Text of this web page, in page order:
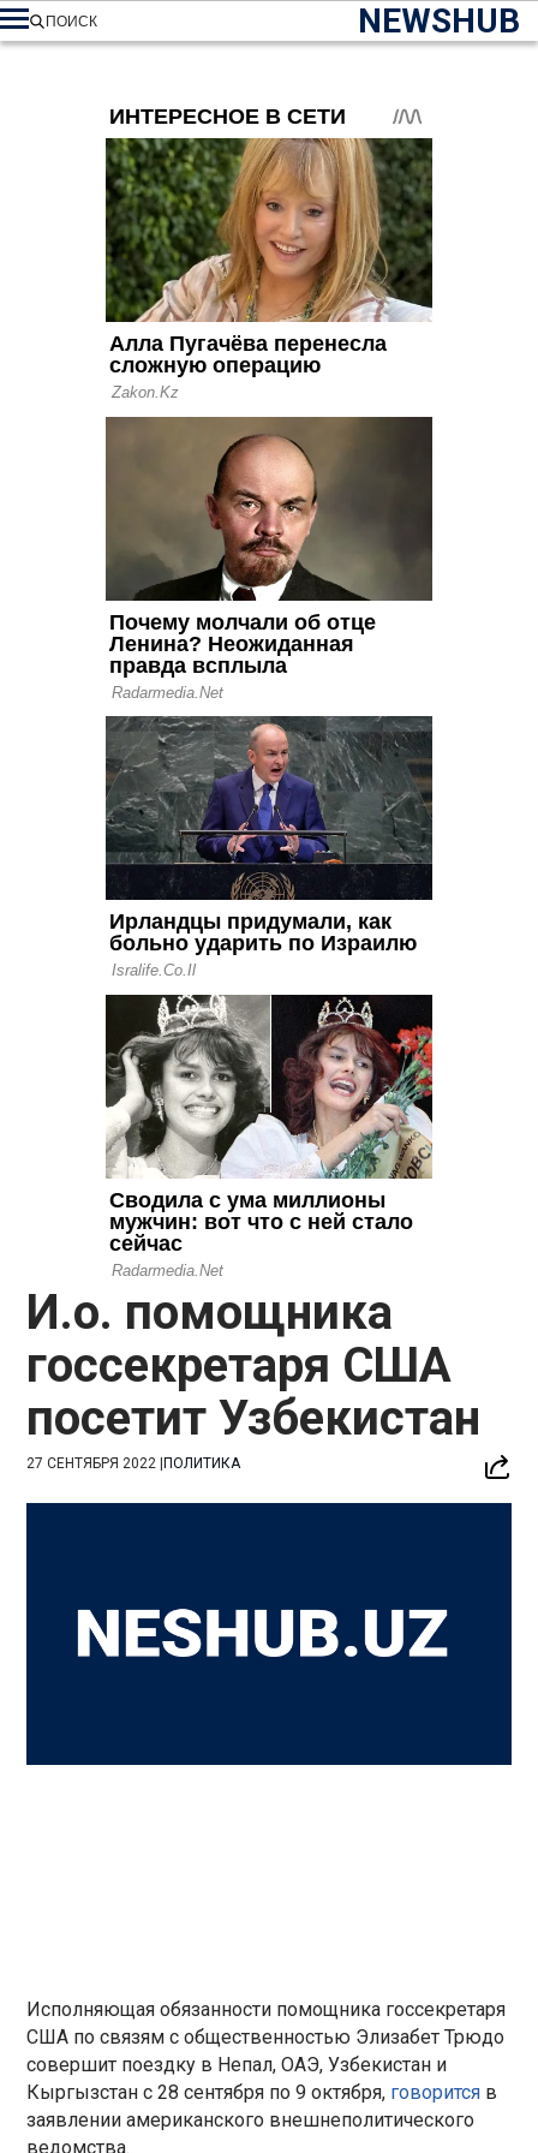
NEWSHUB
ПОИСК
И.о. помощника
госсекретаря США
посетит Узбекистан
27 СЕНТЯБРЯ 2022 |ПОЛИТИКА
Исполняющая обязанности помощника госсекретаря
США по связям с общественностью Элизабет Трюдо
совершит поездку в Непал, ОАЭ, Узбекистан и
Кыргызстан с 28 сентября по 9 октября, говорится в
заявлении американского внешнеполитического
ведомства.